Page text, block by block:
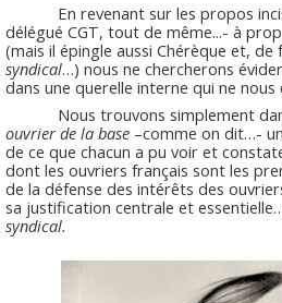
En revenant sur les propos
délégué CGT, tout de même...- à
(mais il épingle aussi Chérèque et, de
syndical…) nous ne chercherons
dans une querelle interne qui ne nous
Nous trouvons simplement
ouvrier de la base –comme on dit…-
de ce que chacun a pu voir et
dont les ouvriers français sont les
de la défense des intérêts des
sa justification centrale et
syndical.